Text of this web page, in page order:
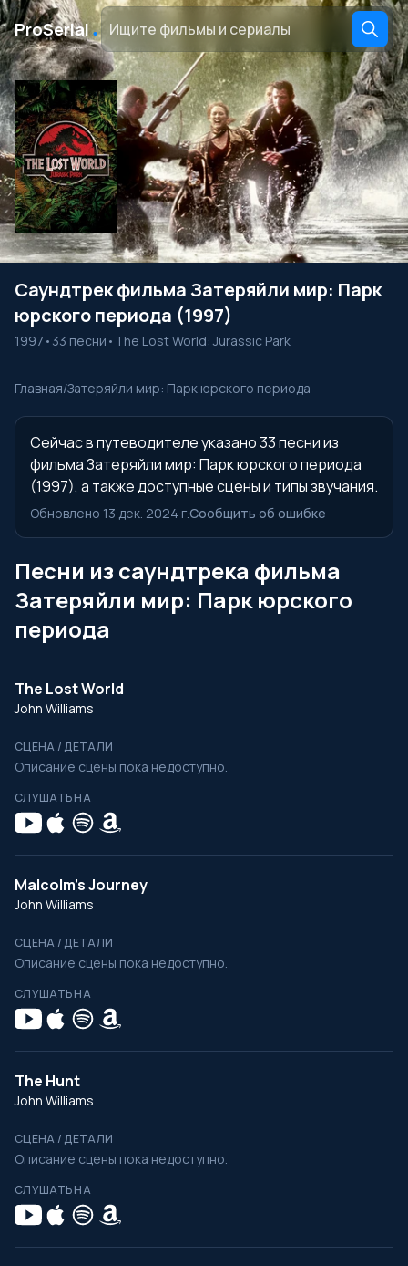
ProSerial․
Саундтрек фильма Затеряйли мир: Парк
юрского периода (1997)
1997 • 33 песни • The Lost World: Jurassic Park
Главная/Затеряйли мир: Парк юрского периода
Сейчас в путеводителе указано 33 песни из
фильма Затеряйли мир: Парк юрского периода
(1997), а также доступные сцены и типы звучания.
Обновлено 13 дек. 2024 г.Сообщить об ошибке
Песни из саундтрека фильма
Затеряйли мир: Парк юрского
периода
The Lost World
John Williams
СЦЕНА / ДЕТАЛИ
Описание сцены пока недоступно.
СЛУШАТЬ НА
Malcolm's Journey
John Williams
СЦЕНА / ДЕТАЛИ
Описание сцены пока недоступно.
СЛУШАТЬ НА
The Hunt
John Williams
СЦЕНА / ДЕТАЛИ
Описание сцены пока недоступно.
СЛУШАТЬ НА